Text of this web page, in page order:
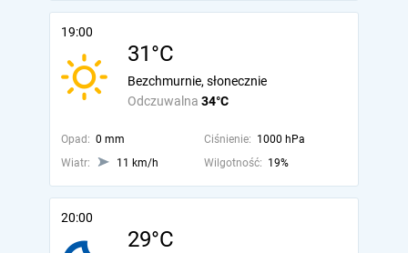
19:00
31°C
Odczuwalna 34°C
Bezchmurnie, słonecznie
Opad: 0 mm Ciśnienie: 1000 hPa
Wiatr:
11 km/h Wilgotność: 19%
20:00
29°C